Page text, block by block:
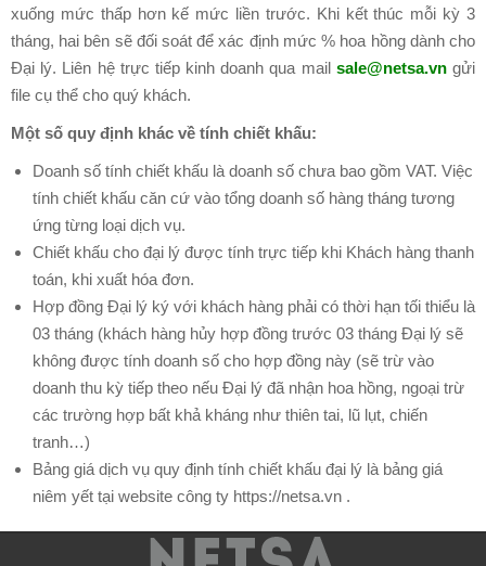
Chủ
Ảo
Máy
Chủ
Riêng
Chỗ
Đặt
Máy
Chủ
Quản
Trị
Máy
Chủ
DOMAIN
HOSTING
Web
Hosting
xuống mức thấp hơn kế mức liền trước. Khi kết thúc mỗi kỳ 3
tháng, hai bên sẽ đối soát để xác định mức % hoa hồng dành cho
Đại lý. Liên hệ trực tiếp kinh doanh qua mail sale@netsa.vn gửi
file cụ thể cho quý khách.
Một số quy định khác về tính chiết khấu:
Doanh số tính chiết khấu là doanh số chưa bao gồm VAT. Việc
tính chiết khấu căn cứ vào tổng doanh số hàng tháng tương
ứng từng loại dịch vụ.
Chiết khấu cho đại lý được tính trực tiếp khi Khách hàng thanh
toán, khi xuất hóa đơn.
Hợp đồng Đại lý ký với khách hàng phải có thời hạn tối thiểu là
03 tháng (khách hàng hủy hợp đồng trước 03 tháng Đại lý sẽ
không được tính doanh số cho hợp đồng này (sẽ trừ vào
doanh thu kỳ tiếp theo nếu Đại lý đã nhận hoa hồng, ngoại trừ
các trường hợp bất khả kháng như thiên tai, lũ lụt, chiến
tranh…)
Bảng giá dịch vụ quy định tính chiết khấu đại lý là bảng giá
niêm yết tại website công ty https://netsa.vn .